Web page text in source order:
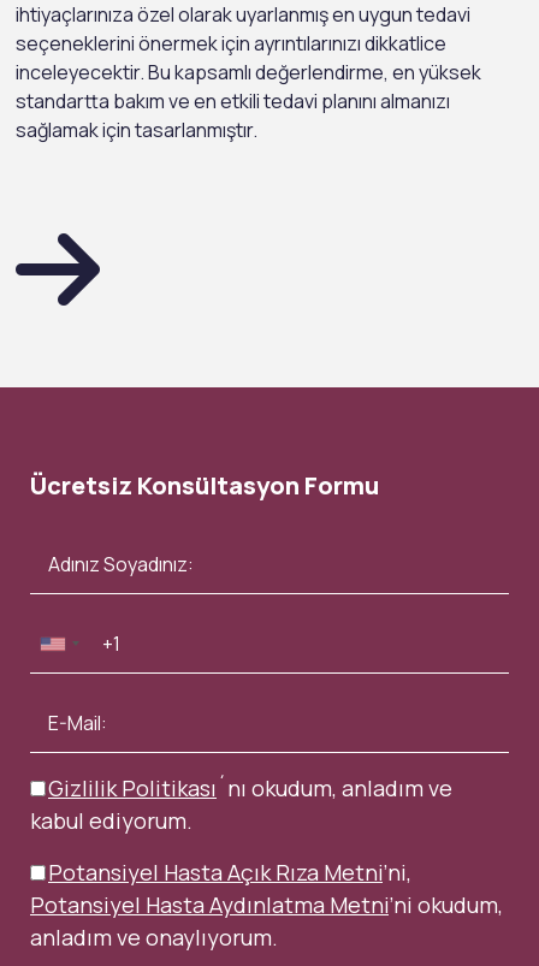
ihtiyaçlarınıza özel olarak uyarlanmış en uygun tedavi
seçeneklerini önermek için ayrıntılarınızı dikkatlice
inceleyecektir. Bu kapsamlı değerlendirme, en yüksek
standartta bakım ve en etkili tedavi planını almanızı
sağlamak için tasarlanmıştır.
Ücretsiz Konsültasyon Formu
Gizlilik Politikası ´nı okudum, anladım ve
kabul ediyorum.
Potansiyel Hasta Açık Rıza Metni’ni,
Potansiyel Hasta Aydınlatma Metni’ni okudum,
anladım ve onaylıyorum.